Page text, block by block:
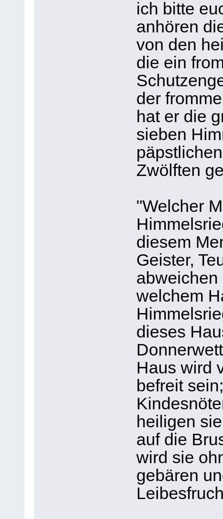
ich bitte
anhören
von den
die ein
der
hat er die
sieben
Zwölften
"Welcher
diesem
Geister,
abweichen
welchem
dieses
Haus wird
befreit
heiligen
auf die
wird sie
gebären